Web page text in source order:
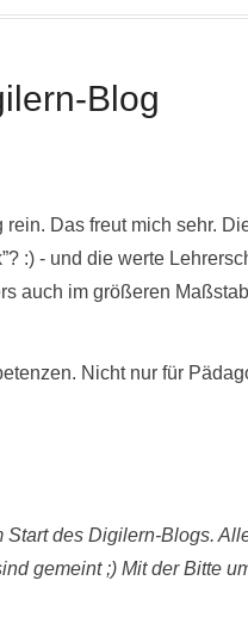
Blog
Das freut mich sehr.
:) - und die werte
auch im größeren
Nicht nur für
Start des Digilern-Blogs.
gemeint ;) Mit der Bitte